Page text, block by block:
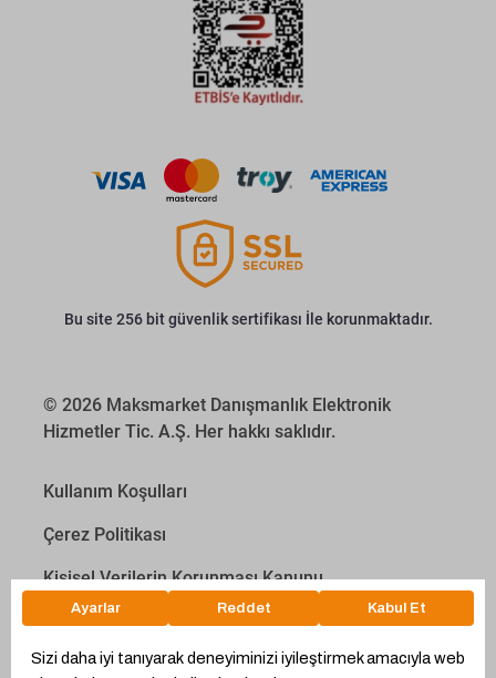
Bu site 256 bit güvenlik sertifikası İle korunmaktadır.
© 2026 Maksmarket Danışmanlık Elektronik
Hizmetler Tic. A.Ş. Her hakkı saklıdır.
Kullanım Koşulları
Çerez Politikası
Kişisel Verilerin Korunması Kanunu
İletişim Aydınlatma Metni
Proyakıt